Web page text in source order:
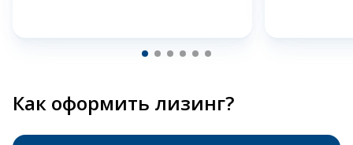
Как оформить лизинг?